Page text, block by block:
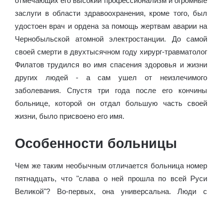
заслуги в области здравоохранения, кроме того, был
удостоен врач и ордена за помощь жертвам аварии на
Чернобыльской атомной электростанции. До самой
своей смерти в двухтысячном году хирург-травматолог
Филатов трудился во имя спасения здоровья и жизни
других людей - а сам ушел от неизлечимого
заболевания. Спустя три года после его кончины
больнице, которой он отдал большую часть своей
жизни, было присвоено его имя.
Особенности больницы
Чем же таким необычным отличается больница номер
пятнадцать, что "слава о ней прошла по всей Руси
Великой"? Во-первых, она универсальна. Люди с